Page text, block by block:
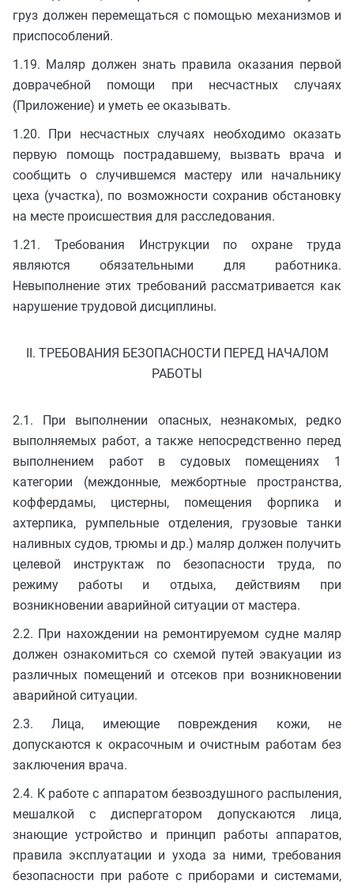
груз должен перемещаться с помощью механизмов и
приспособлений.
1.19. Маляр должен знать правила оказания первой
доврачебной помощи при несчастных случаях
(Приложение) и уметь ее оказывать.
1.20. При несчастных случаях необходимо оказать
первую помощь пострадавшему, вызвать врача и
сообщить о случившемся мастеру или начальнику
цеха (участка), по возможности сохранив обстановку
на месте происшествия для расследования.
1.21. Требования Инструкции по охране труда
являются обязательными для работника.
Невыполнение этих требований рассматривается как
нарушение трудовой дисциплины.
II. ТРЕБОВАНИЯ БЕЗОПАСНОСТИ ПЕРЕД НАЧАЛОМ
РАБОТЫ
2.1. При выполнении опасных, незнакомых, редко
выполняемых работ, а также непосредственно перед
выполнением работ в судовых помещениях 1
категории (междонные, межбортные пространства,
коффердамы, цистерны, помещения форпика и
ахтерпика, румпельные отделения, грузовые танки
наливных судов, трюмы и др.) маляр должен получить
целевой инструктаж по безопасности труда, по
режиму работы и отдыха, действиям при
возникновении аварийной ситуации от мастера.
2.2. При нахождении на ремонтируемом судне маляр
должен ознакомиться со схемой путей эвакуации из
различных помещений и отсеков при возникновении
аварийной ситуации.
2.3. Лица, имеющие повреждения кожи, не
допускаются к окрасочным и очистным работам без
заключения врача.
2.4. К работе с аппаратом безвоздушного распыления,
мешалкой с диспергатором допускаются лица,
знающие устройство и принцип работы аппаратов,
правила эксплуатации и ухода за ними, требования
безопасности при работе с приборами и системами,